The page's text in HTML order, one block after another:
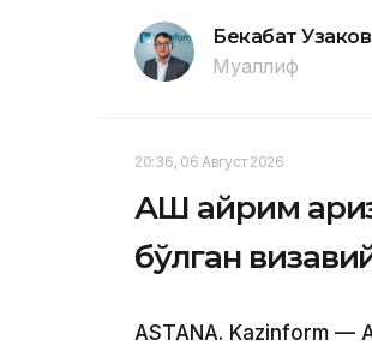
Бекабат Узаков
Муаллиф
20:36, 06 Август 2026
АҚШ айрим
бўлган
ASTANA. Kazinform —